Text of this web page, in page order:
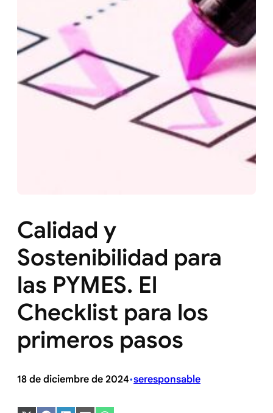
Calidad y
Sostenibilidad para
las PYMES. El
Checklist para los
primeros pasos
18 de diciembre de 2024•seresponsable